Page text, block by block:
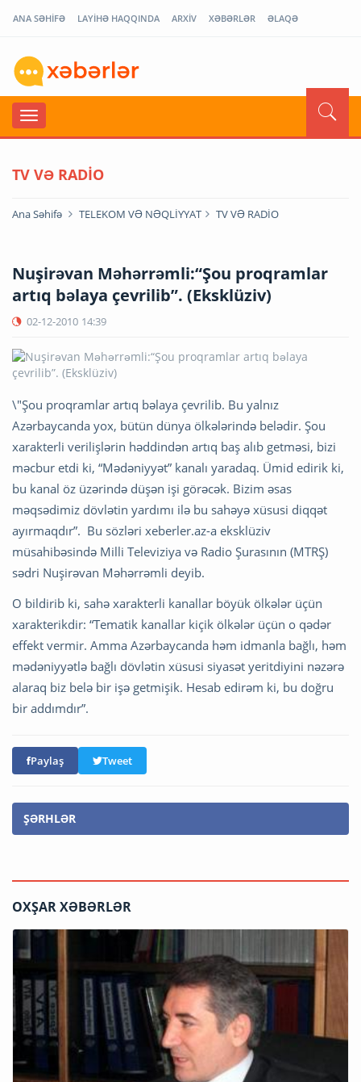
ANA SƏHİFƏ LAYİHƏ HAQQINDA ARXİV XƏBƏRLƏR ƏLAQƏ
TV VƏ RADİO
Ana Səhifə TELEKOM VƏ NƏQLİYYAT TV VƏ RADİO
Nuşirəvan Məhərrəmli:“Şou proqramlar
artıq bəlaya çevrilib”. (Eksklüziv)
02-12-2010 14:39
\"Şou proqramlar artıq bəlaya çevrilib. Bu yalnız
Azərbaycanda yox, bütün dünya ölkələrində belədir. Şou
xarakterli verilişlərin həddindən artıq baş alıb getməsi, bizi
məcbur etdi ki, “Mədəniyyət” kanalı yaradaq. Ümid edirik ki,
bu kanal öz üzərində düşən işi görəcək. Bizim əsas
məqsədimiz dövlətin yardımı ilə bu sahəyə xüsusi diqqət
ayırmaqdır”. Bu sözləri xeberler.az-a eksklüziv
müsahibəsində Milli Televiziya və Radio Şurasının (MTRŞ)
sədri Nuşirəvan Məhərrəmli deyib.
O bildirib ki, sahə xarakterli kanallar böyük ölkələr üçün
xarakterikdir: “Tematik kanallar kiçik ölkələr üçün o qədər
effekt vermir. Amma Azərbaycanda həm idmanla bağlı, həm
mədəniyyətlə bağlı dövlətin xüsusi siyasət yeritdiyini nəzərə
alaraq biz belə bir işə getmişik. Hesab edirəm ki, bu doğru
bir addımdır”.
Paylaş Tweet
ŞƏRHLƏR
OXŞAR XƏBƏRLƏR